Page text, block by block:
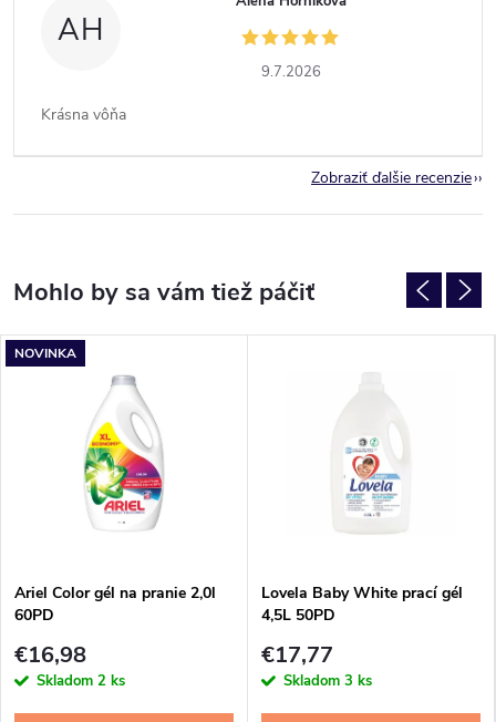
NOVINKA
Ariel Color gél na pranie 2,0l
60PD
€16,98
Skladom 2 ks
Lovela Baby White prací gél
4,5L 50PD
€17,77
Skladom 3 ks
AH
9.7.2026
Krásna vôňa
Zobraziť ďalšie recenzie